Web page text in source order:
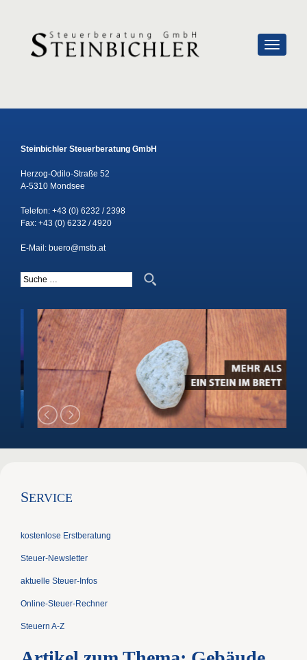
Steinbichler Steuerberatung GmbH
Herzog-Odilo-Straße 52
A-5310 Mondsee
Telefon: +43 (0) 6232 / 2398
Fax: +43 (0) 6232 / 4920
E-Mail: buero@mstb.at
Suche nach:
SERVICE
kostenlose Erstberatung
Steuer-Newsletter
aktuelle Steuer-Infos
Online-Steuer-Rechner
Steuern A-Z